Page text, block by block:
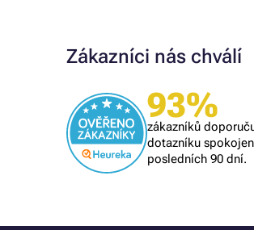
Zákazníci nás chválí
93%
zákazníků
dotazníku
posledních 90 dní.
Ověřený zákazník
Všechno proběhlo k